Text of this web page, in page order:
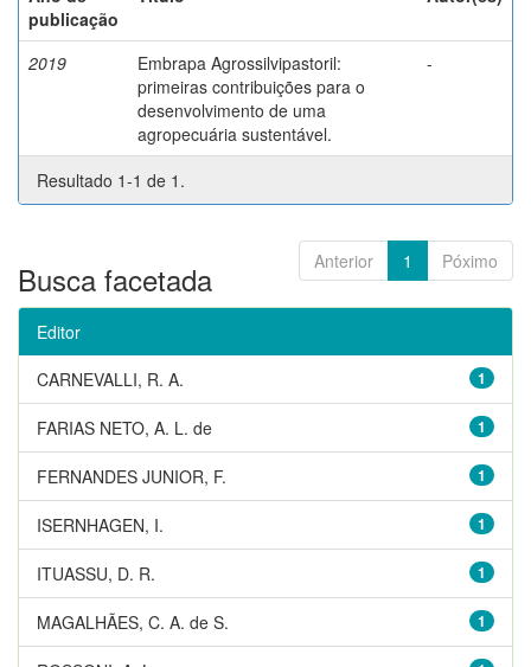
publicação
2019
Embrapa Agrossilvipastoril:
primeiras contribuições para o
desenvolvimento de uma
agropecuária sustentável.
-
Resultado 1-1 de 1.
Anterior 1 Póximo
Busca facetada
Editor
1
CARNEVALLI, R. A.
1
FARIAS NETO, A. L. de
1
FERNANDES JUNIOR, F.
1
ISERNHAGEN, I.
1
ITUASSU, D. R.
1
MAGALHÃES, C. A. de S.